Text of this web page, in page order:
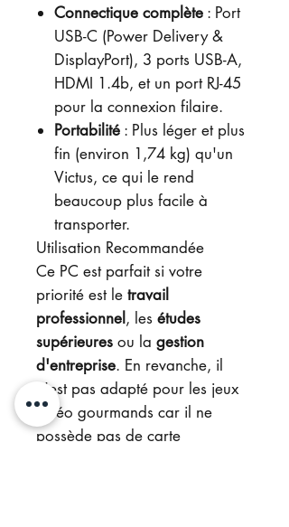
Connectique complète : Port
USB-C (Power Delivery &
DisplayPort), 3 ports USB-A,
HDMI 1.4b, et un port RJ-45
pour la connexion filaire.
Portabilité : Plus léger et plus
fin (environ 1,74 kg) qu'un
Victus, ce qui le rend
beaucoup plus facile à
transporter.
Utilisation Recommandée
Ce PC est parfait si votre
priorité est le travail
professionnel , les études
supérieures ou la gestion
d'entreprise. En revanche, il
n'est pas adapté pour les jeux
vidéo gourmands car il ne
possède pas de carte